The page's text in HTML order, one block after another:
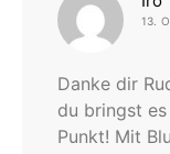
13.
Danke dir
du bringst
Punkt! Mit